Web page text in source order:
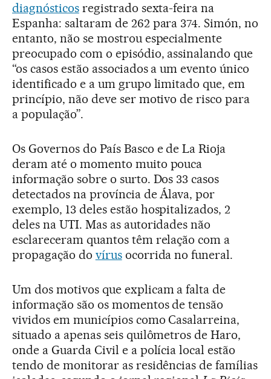
diagnósticosregistrado sexta-feira na
Espanha: saltaram de 262 para 374. Simón, no
entanto, não se mostrou especialmente
preocupado com o episódio, assinalando que
“os casos estão associados a um evento único
identificado e a um grupo limitado que, em
princípio, não deve ser motivo de risco para
a população”.
Os Governos do País Basco e de La Rioja
deram até o momento muito pouca
informação sobre o surto. Dos 33 casos
detectados na província de Álava, por
exemplo, 13 deles estão hospitalizados, 2
deles na UTI. Mas as autoridades não
esclareceram quantos têm relação com a
propagação do vírusocorrida no funeral.
Um dos motivos que explicam a falta de
informação são os momentos de tensão
vividos em municípios como Casalarreina,
situado a apenas seis quilômetros de Haro,
onde a Guarda Civil e a polícia local estão
tendo de monitorar as residências de famílias